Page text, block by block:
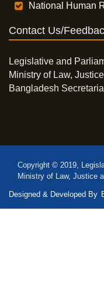
National Human
Contact Us/
Legislative and
Ministry of Law,
Bangladesh
Copyright © 2019,
Ministry of Law, Justice
Designed & Developed By